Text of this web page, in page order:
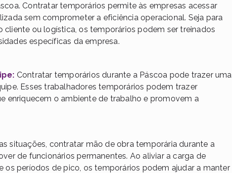
Contratar temporários permite às empresas acessar
sem comprometer a eficiência operacional. Seja para
ou logística, os temporários podem ser treinados
específicas da empresa.
Contratar temporários durante a Páscoa pode trazer uma
Esses trabalhadores temporários podem trazer
enriquecem o ambiente de trabalho e promovem a
situações, contratar mão de obra temporária durante a
de funcionários permanentes. Ao aliviar a carga de
os períodos de pico, os temporários podem ajudar a manter